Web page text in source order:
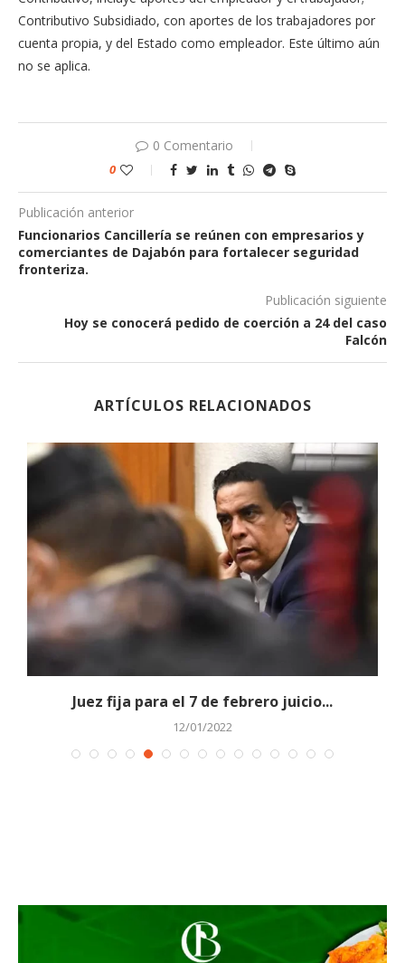
Contributivo Sub­sidiado, con aportes de los trabajadores por
cuenta propia, y del Es­tado como empleador. Este último aún
no se aplica.
0 Comentario
0
Publicación anterior
Funcionarios Cancillería se reúnen con empresarios y
comerciantes de Dajabón para fortalecer seguridad
fronteriza.
Publicación siguiente
Hoy se conocerá pedido de coerción a 24 del caso
Falcón
ARTÍCULOS RELACIONADOS
Juez fija para el 7 de febrero juicio...
12/01/2022